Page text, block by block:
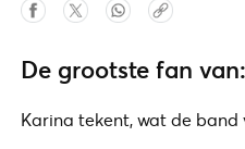
De grootste fan
Karina tekent, wat de band